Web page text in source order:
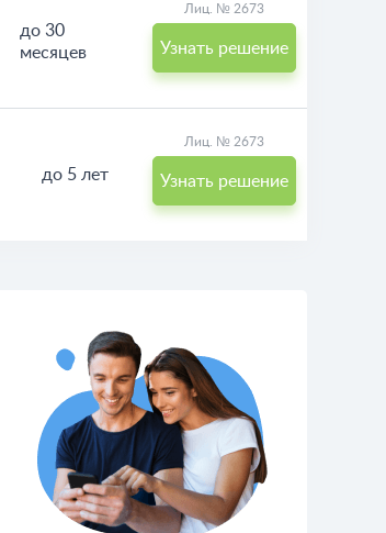
до 30
месяцев
Лиц. № 2673
Узнать решение
до 5 лет
Лиц. № 2673
Узнать решение